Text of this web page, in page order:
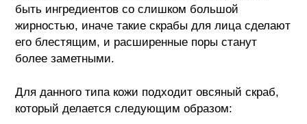
быть ингредиентов со слишком большой
жирностью, иначе такие скрабы для лица сделают
его блестящим, и расширенные поры станут
более заметными.
Для данного типа кожи подходит овсяный скраб,
который делается следующим образом: